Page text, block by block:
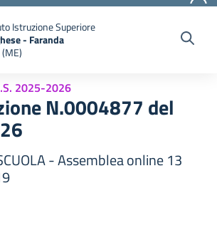
Istruzione Superiore
- Faranda
2025-2026
N.0004877 del
- Assemblea online 13